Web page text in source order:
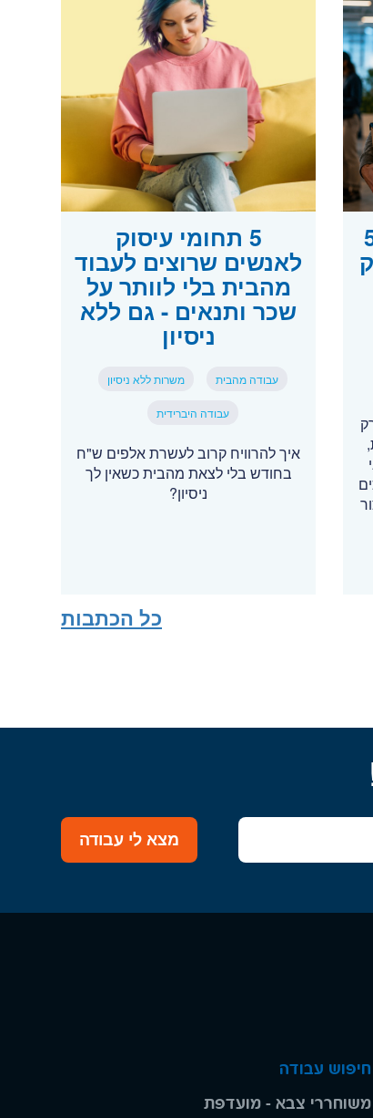
5 5 תחומי עיסוק
לאנשים שרוצים לעבוד
מהבית בלי לוותר על
שכר ותנאים - גם ללא
ניסיון
עבודה מהבית משרות ללא ניסיון
עבודה היברידית
איך להרוויח קרוב לעשרת אלפים ש"ח
בחודש בלי לצאת מהבית כשאין לך
ניסיון?
כל הכתבות
מצא לי עבודה
חיפוש עבודה
משוחררי צבא - מועדפת